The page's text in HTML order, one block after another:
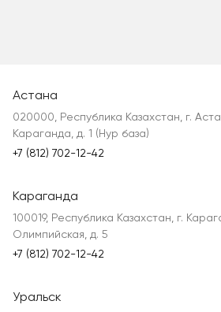
Астана
020000, Республика Казахстан, г.
Караганда, д. 1 (Нур база)
+7 (812) 702-12-42
Караганда
100019, Республика Казахстан, г.
Олимпийская, д. 5
+7 (812) 702-12-42
Уральск